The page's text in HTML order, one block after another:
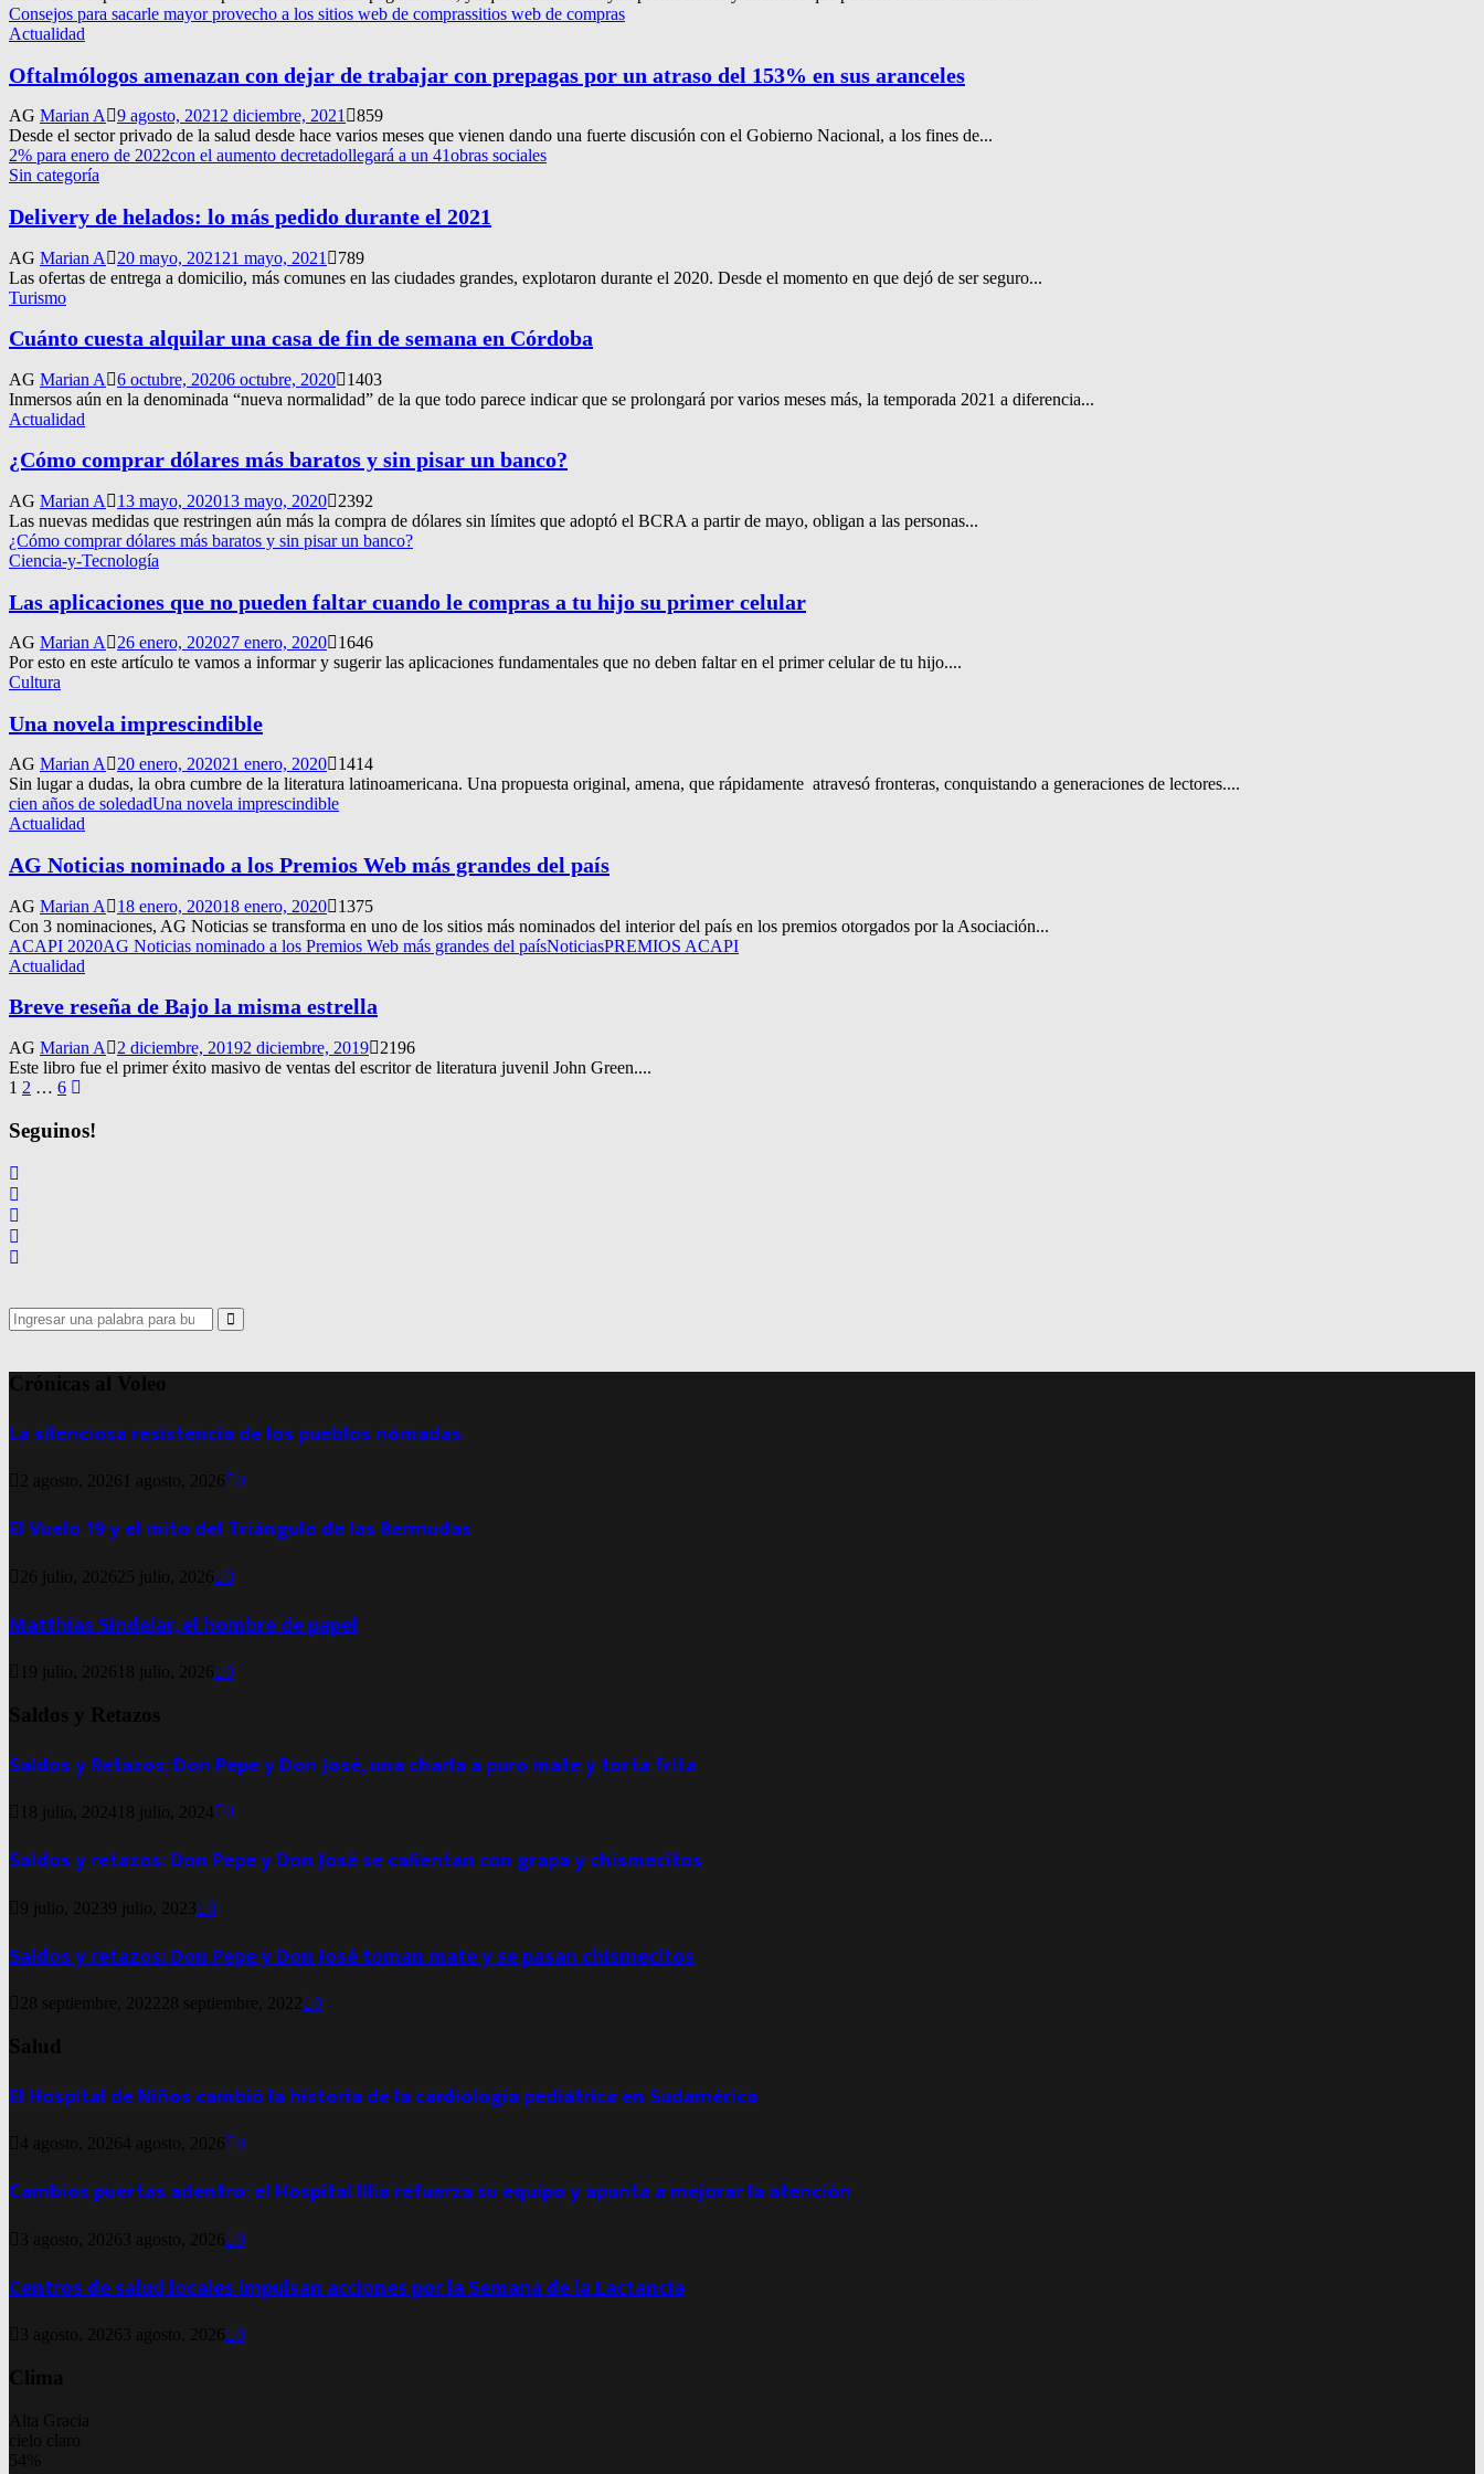
Consejos para sacarle mayor provecho a los sitios web de comprassitios web de compras
Actualidad
Oftalmólogos amenazan con dejar de trabajar con prepagas por un atraso del 153% en sus aranceles
AG Marian A 9 agosto, 20212 diciembre, 2021
859
Desde el sector privado de la salud desde hace varios meses que vienen dando una fuerte discusión con el Gobierno Nacional, a los fines de...
2% para enero de 2022con el aumento decretadollegará a un 41obras sociales
Sin categoría
Delivery de helados: lo más pedido durante el 2021
AG Marian A 20 mayo, 2021 21 mayo, 2021
789
Las ofertas de entrega a domicilio, más comunes en las ciudades grandes, explotaron durante el 2020. Desde el momento en que dejó de ser seguro...
Turismo
Cuánto cuesta alquilar una casa de fin de semana en Córdoba
AG Marian A 6 octubre, 20206 octubre, 2020
1403
Inmersos aún en la denominada “nueva normalidad” de la que todo parece indicar que se prolongará por varios meses más, la temporada 2021 a diferencia...
Actualidad
¿Cómo comprar dólares más baratos y sin pisar un banco?
AG Marian A 13 mayo, 202013 mayo, 2020
2392
Las nuevas medidas que restringen aún más la compra de dólares sin límites que adoptó el BCRA a partir de mayo, obligan a las personas...
¿Cómo comprar dólares más baratos y sin pisar un banco?
Ciencia-y-Tecnología
Las aplicaciones que no pueden faltar cuando le compras a tu hijo su primer celular
AG Marian A 26 enero, 202027 enero, 2020
1646
Por esto en este artículo te vamos a informar y sugerir las aplicaciones fundamentales que no deben faltar en el primer celular de tu hijo....
Cultura
Una novela imprescindible
AG Marian A 20 enero, 202021 enero, 2020
1414
Sin lugar a dudas, la obra cumbre de la literatura latinoamericana. Una propuesta original, amena, que rápidamente atravesó fronteras, conquistando a generaciones de lectores....
cien años de soledadUna novela imprescindible
Actualidad
AG Noticias nominado a los Premios Web más grandes del país
AG Marian A 18 enero, 202018 enero, 2020
1375
Con 3 nominaciones, AG Noticias se transforma en uno de los sitios más nominados del interior del país en los premios otorgados por la Asociación...
ACAPI 2020AG Noticias nominado a los Premios Web más grandes del paísNoticiasPREMIOS ACAPI
Actualidad
Breve reseña de Bajo la misma estrella
AG Marian A 2 diciembre, 20192 diciembre, 2019
2196
Este libro fue el primer éxito masivo de ventas del escritor de literatura juvenil John Green....
Navegación
de
entradas
1 2 … 6
Seguinos!
Search
for:
Search
Crónicas al Voleo
La silenciosa resistencia de los pueblos nómadas
2 agosto, 2026 1 agosto, 2026 0
El Vuelo 19 y el mito del Triángulo de las Bermudas
26 julio, 2026 25 julio, 2026 0
Matthias Sindelar, el hombre de papel
19 julio, 2026 18 julio, 2026 0
Saldos y Retazos
Saldos y Retazos: Don Pepe y Don José, una charla a puro mate y torta frita
18 julio, 2024 18 julio, 2024 0
Saldos y retazos: Don Pepe y Don José se calientan con grapa y chismecitos
9 julio, 20239 julio, 2023 0
Saldos y retazos: Don Pepe y Don José toman mate y se pasan chismecitos
28 septiembre, 2022 28 septiembre, 2022 0
Salud
El Hospital de Niños cambió la historia de la cardiología pediátrica en Sudamérica
4 agosto, 20264 agosto, 2026 0
Cambios puertas adentro: el Hospital Illia refuerza su equipo y apunta a mejorar la atención
3 agosto, 2026 3 agosto, 2026 0
Centros de salud locales impulsan acciones por la Semana de la Lactancia
3 agosto, 2026 3 agosto, 2026 0
Clima
Alta Gracia
cielo claro
54%